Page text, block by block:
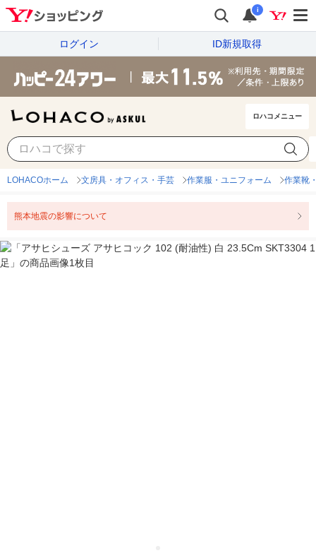
i
ログイン ID新規取得
ロハコメニュー
LOHACOホーム 文房具・オフィス・手芸 作業服・ユニフォーム 作業靴
熊本地震の影響について